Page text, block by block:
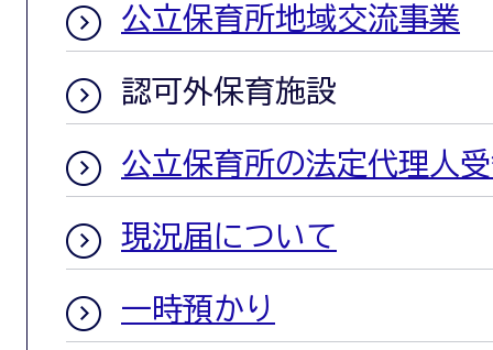
公立保育所地域交流事業
認可外保育施設
公立保育所の法定代理人
現況届について
一時預かり